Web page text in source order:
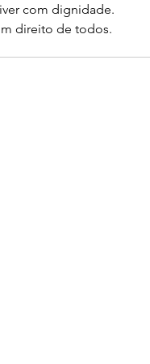
com dignidade.
direito de todos.